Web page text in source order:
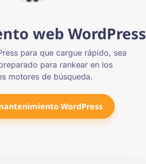
web WordPress
para que cargue rápido, sea
para rankear en los
motores de búsqueda.
WordPress